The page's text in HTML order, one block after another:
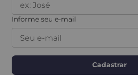
Informe seu e-mail
Cadastrar